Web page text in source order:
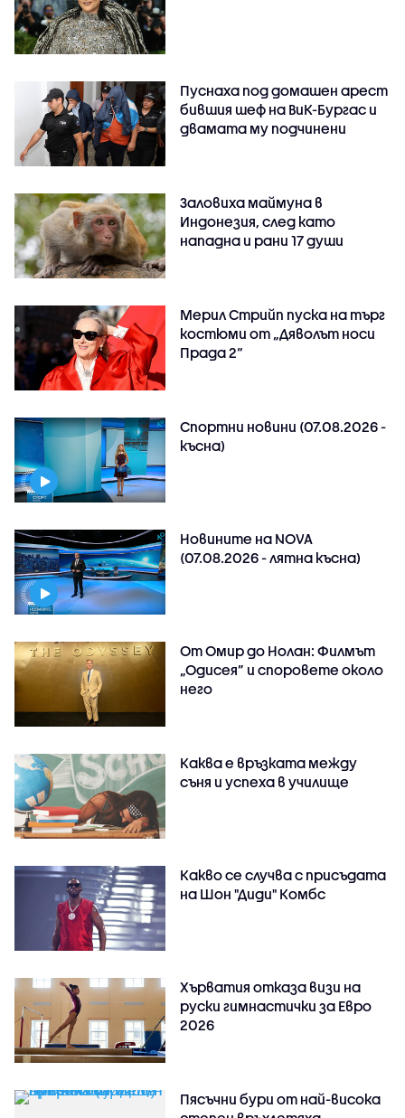
Пуснаха под домашен арест
бившия шеф на ВиК-Бургас и
двамата му подчинени
Заловиха маймуна в
Индонезия, след като
нападна и рани 17 души
Мерил Стрийп пуска на търг
костюми от „Дяволът носи
Прада 2“
Спортни новини (07.08.2026 -
късна)
Новините на NOVA
(07.08.2026 - лятна късна)
От Омир до Нолан: Филмът
„Одисея” и споровете около
него
Каква е връзката между
съня и успеха в училище
Какво се случва с присъдата
на Шон "Диди" Комбс
Хърватия отказа визи на
руски гимнастички за Евро
2026
Пясъчни бури от най-висока